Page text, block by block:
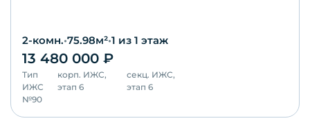
2-комн.•75.98м²•1 из 1 этаж
13 480 000 ₽
Тип
ИЖС
корп. ИЖС,
этап 6
секц. ИЖС,
этап 6
№90